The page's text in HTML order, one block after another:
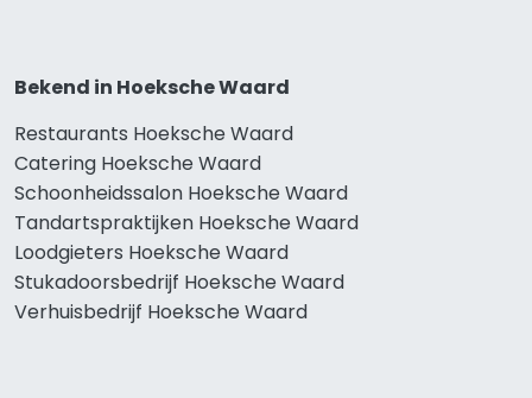
Bekend in Hoeksche Waard
Restaurants Hoeksche Waard
Catering Hoeksche Waard
Schoonheidssalon Hoeksche Waard
Tandartspraktijken Hoeksche Waard
Loodgieters Hoeksche Waard
Stukadoorsbedrijf Hoeksche Waard
Verhuisbedrijf Hoeksche Waard